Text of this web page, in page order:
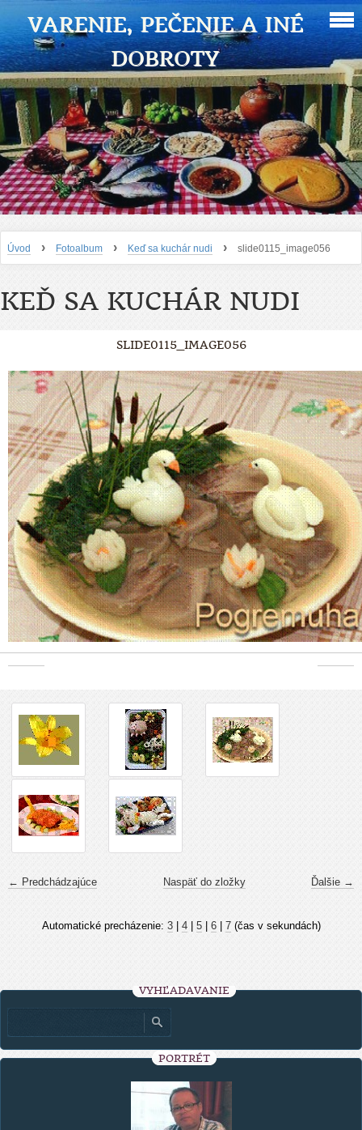
VARENIE, PEČENIE A INÉ
DOBROTY
Úvod › Fotoalbum › Keď sa kuchár nudi › slide0115_image056
KEĎ SA KUCHÁR NUDI
SLIDE0115_IMAGE056
← Predchádzajúce Ďalšie →
Naspäť do zložky
Automatické precházenie: 3| 4| 5| 6| 7(čas v sekundách)
VYHĽADÁVANIE
PORTRÉT